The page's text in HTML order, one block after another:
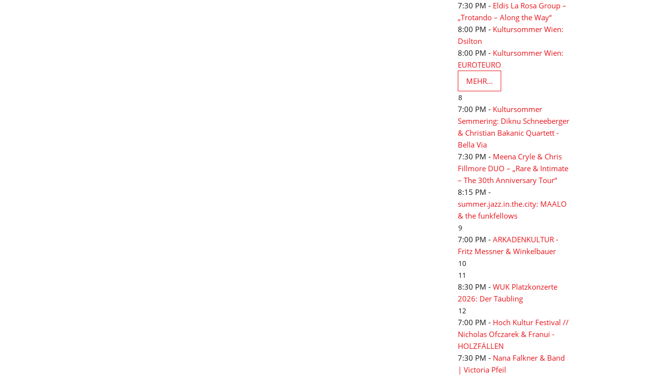
7:30 PM - Eldis La Rosa Group –
„Trotando – Along the Way“
8:00 PM - Kultursommer Wien:
Dsilton
8:00 PM - Kultursommer Wien:
EUROTEURO
MEHR...
8
7:00 PM - Kultursommer
Semmering: Diknu Schneeberger
& Christian Bakanic Quartett -
Bella Via
7:30 PM - Meena Cryle & Chris
Fillmore DUO – „Rare & Intimate
– The 30th Anniversary Tour“
8:15 PM -
summer.jazz.in.the.city: MAALO
& the funkfellows
9
7:00 PM - ARKADENKULTUR -
Fritz Messner & Winkelbauer
10
11
8:30 PM - WUK Platzkonzerte
2026: Der Täubling
12
7:00 PM - Hoch Kultur Festival //
Nicholas Ofczarek & Franui -
HOLZFÄLLEN
7:30 PM - Nana Falkner & Band
| Victoria Pfeil